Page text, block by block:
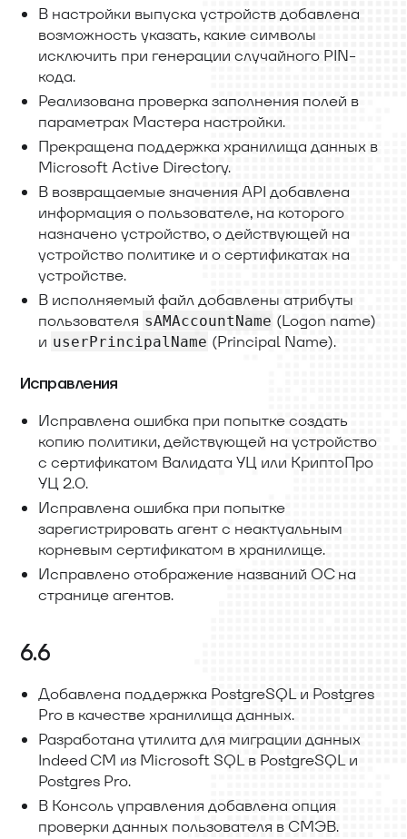
В настройки выпуска устройств добавлена
возможность указать, какие символы
исключить при генерации случайного PIN-
кода.
Реализована проверка заполнения полей в
параметрах Мастера настройки.
Прекращена поддержка хранилища данных в
Microsoft Active Directory.
В возвращаемые значения API добавлена
информация о пользователе, на которого
назначено устройство, о действующей на
устройство политике и о сертификатах на
устройстве.
В исполняемый файл добавлены атрибуты
пользователя sAMAccountName (Logon name)
и userPrincipalName (Principal Name).
Исправления
Исправлена ошибка при попытке создать
копию политики, действующей на устройство
с сертификатом Валидата УЦ или КриптоПро
УЦ 2.0.
Исправлена ошибка при попытке
зарегистрировать агент с неактуальным
корневым сертификатом в хранилище.
Исправлено отображение названий ОС на
странице агентов.
6.6
Добавлена поддержка PostgreSQL и Postgres
Pro в качестве хранилища данных.
Разработана утилита для миграции данных
Indeed CM из Microsoft SQL в PostgreSQL и
Postgres Pro.
В Консоль управления добавлена опция
проверки данных пользователя в СМЭВ.